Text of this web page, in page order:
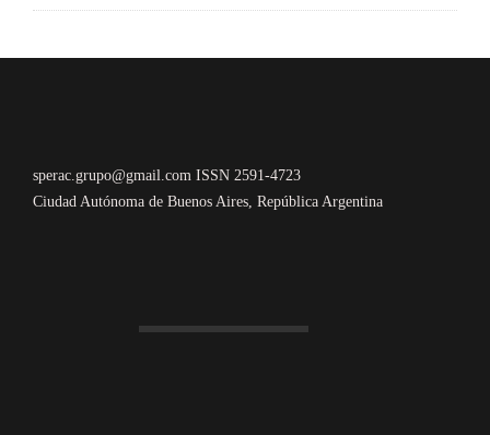
sperac.grupo@gmail.com ISSN 2591-4723
Ciudad Autónoma de Buenos Aires, República Argentina